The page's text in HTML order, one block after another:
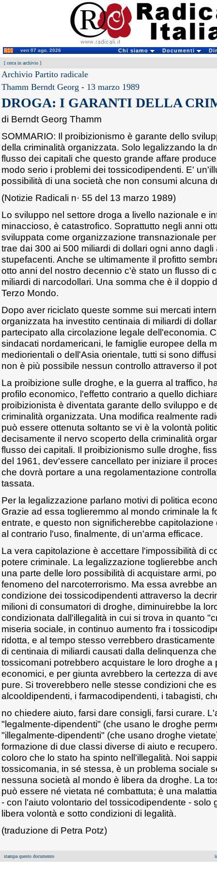
ven 07 ago. 2026 Chi siamo Documenti
[ cerca in archivio ]
Archivio Partito radicale
Thamm Berndt Georg - 13 marzo 1989
DROGA: I GARANTI DELLA
di Berndt Georg Thamm
SOMMARIO: Il proibizionismo è garante dello
della criminalità organizzata. Solo legalizzando la
flusso dei capitali che questo grande affare
modo serio i problemi dei tossicodipendenti. E'
possibilità di una società che non consumi alcuna
(Notizie Radicali n· 55 del 13 marzo 1989)
Lo sviluppo nel settore droga a livello nazionale e
minaccioso, è catastrofico. Soprattutto negli anni
sviluppata come organizzazione transnazionale
trae dai 300 ai 500 miliardi di dollari ogni anno dagli
stupefacenti. Anche se ultimamente il profitto
otto anni del nostro decennio c'è stato un flusso di
miliardi di narcodollari. Una somma che è il doppio
Terzo Mondo.
Dopo aver riciclato queste somme sui mercati
organizzata ha investito centinaia di miliardi di
partecipato alla circolazione legale dell'economia.
sindacati nordamericani, le famiglie europee della
mediorientali o dell'Asia orientale, tutti si sono
non è più possibile nessun controllo attraverso il
La proibizione sulle droghe, e la guerra al traffico,
profilo economico, l'effetto contrario a quello
proibizionista è diventata garante dello sviluppo e
criminalità organizzata. Una modifica realmente
può essere ottenuta soltanto se vi è la volontà
decisamente il nervo scoperto della criminalità
flusso dei capitali. Il proibizionismo sulle droghe,
del 1961, dev'essere cancellato per iniziare il
che dovrà portare a una regolamentazione
tassata.
Per la legalizzazione parlano motivi di politica
Grazie ad essa toglieremmo al mondo criminale la
entrate, e questo non significherebbe capitolazione
al contrario l'uso, finalmente, di un'arma efficace.
La vera capitolazione è accettare l'impossibilità di
potere criminale. La legalizzazione toglierebbe
una parte delle loro possibilità di acquistare armi,
fenomeno del narcoterrorismo. Ma essa avrebbe
condizione dei tossicodipendenti attraverso la
milioni di consumatori di droghe, diminuirebbe la
condizionata dall'illegalità in cui si trova in quanto
miseria sociale, in continuo aumento fra i
ridotta, e al tempo stesso verrebbero
di centinaia di miliardi causati dalla delinquenza
tossicomani potrebbero acquistare le loro droghe a
economici, e per giunta avrebbero la certezza di
pure. Si troverebbero nelle stesse condizioni che
alcooldipendenti, i farmacodipendenti, i tabagisti,
no chiedere aiuto, farsi dare consigli, farsi curare.
"legalmente-dipendenti" (che usano le droghe
"illegalmente-dipendenti" (che usano droghe
formazione di due classi diverse di aiuto e
coloro che lo stato ha spinto nell'illegalità. Noi
tossicomania, in sé stessa, è un problema sociale
nessuna società al mondo è libera da droghe. La
può essere né vietata né combattuta; è una
- con l'aiuto volontario del tossicodipendente - solo
libera volontà e sotto condizioni di legalità.
(traduzione di Petra Potz)
stampa questo documento